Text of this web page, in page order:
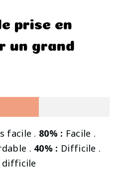
prise en
un grand
facile . 80% : Facile .
. 40% : Difficile .
difficile